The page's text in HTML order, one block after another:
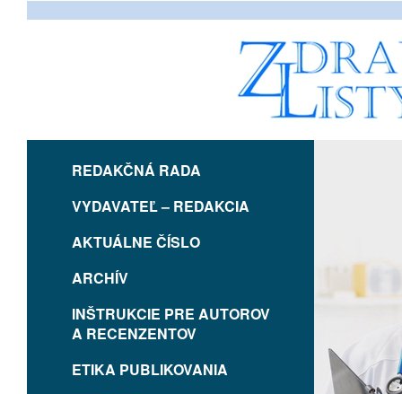
REDAKČNÁ RADA
VYDAVATEĽ – REDAKCIA
AKTUÁLNE ČÍSLO
ARCHÍV
INŠTRUKCIE PRE AUTOROV
A RECENZENTOV
ETIKA PUBLIKOVANIA